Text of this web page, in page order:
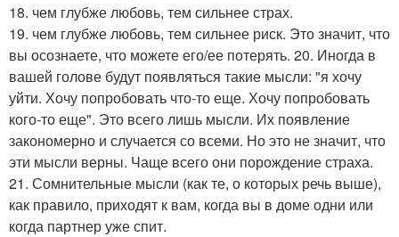
18. чем глубже любовь, тем сильнее страх.
19. чем глубже любовь, тем сильнее риск. Это значит, что
вы осознаете, что можете его/ее потерять. 20. Иногда в
вашей голове будут появляться такие мысли: "я хочу
уйти. Хочу попробовать что-то еще. Хочу попробовать
кого-то еще". Это всего лишь мысли. Их появление
закономерно и случается со всеми. Но это не значит, что
эти мысли верны. Чаще всего они порождение страха.
21. Сомнительные мысли (как те, о которых речь выше),
как правило, приходят к вам, когда вы в доме одни или
когда партнер уже спит.